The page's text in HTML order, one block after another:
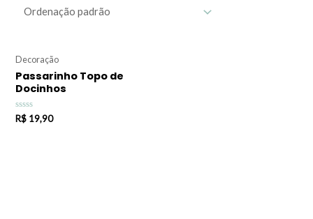
Decoração
Passarinho Topo de
Docinhos
Avaliação
0
R$ 19,90